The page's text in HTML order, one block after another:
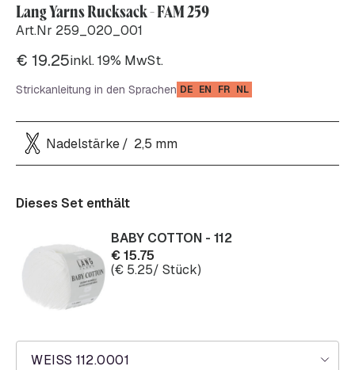
Lang Yarns Rucksack - FAM 259
Art.Nr 259_020_001
€ 19.25inkl. 19% MwSt.
Strickanleitung in den Sprachen DE EN FR NL
Nadelstärke 2,5 mm
Dieses Set enthält
WEISS 112.0001
BABY COTTON - 112
€15.75
(€ 5.25/ Stück)